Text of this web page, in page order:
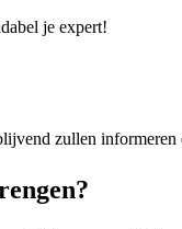
je expert!
zullen informeren